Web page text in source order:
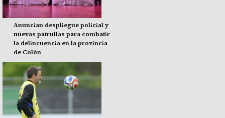
Anuncian despliegue policial y
nuevas patrullas para combatir
la delincuencia en la provincia
de Colón